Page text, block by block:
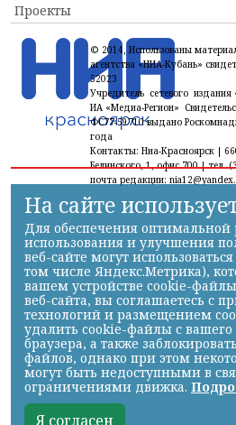
Проекты
© 2014, Использованы
агентства «НИА-Кубань»
52023
Учредитель сетевого
ИА «Медиа-Регион»
ФС77-59710 выдано
года
Контакты: Ниа-Красноярск |
Белинского, 1, офис 700 | тел.
почта редакции:
На сайте
Для обеспечения оптимальной
использования и улучшения
веб-сайте могут
том числе Яндекс.Метрика),
вашем устройстве cookie-
веб-сайта, вы соглашаетесь с
технологий и размещением
удалить cookie-файлы с вашего
браузера, а также
файлов, однако при этом
могут быть недоступными в
ограничениями движка.
Я согласен